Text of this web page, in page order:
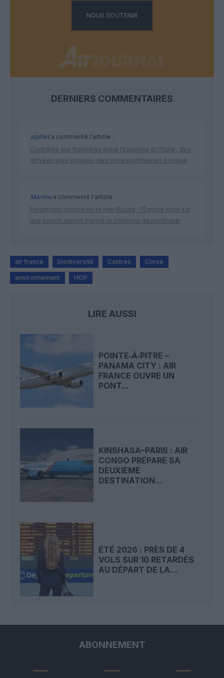
NOUS SOUTENIR
DERNIERS COMMENTAIRES
atplhkta commenté l'article :
Contrôles aux frontières entre l’Espagne et l’Italie : des
arrivées plus longues, des correspondances à risque
Manfoua commenté l'article :
Pyramides, croisières et mer Rouge : l’Égypte mise sur
une saison record malgré le contexte géopolitique
air france biodiversité Castres Corse
environnement HOP
LIRE AUSSI
POINTE‑À‑PITRE –
PANAMA CITY : AIR
FRANCE OUVRE UN
PONT...
KINSHASA–PARIS : AIR
CONGO PRÉPARE SA
DEUXIÈME
DESTINATION...
ÉTÉ 2026 : PRÈS DE 4
VOLS SUR 10 RETARDÉS
AU DÉPART DE LA...
ABONNEMENT